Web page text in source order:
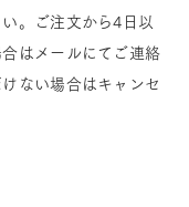
。ご注文から4日以
はメールにてご連絡
ない場合はキャンセ